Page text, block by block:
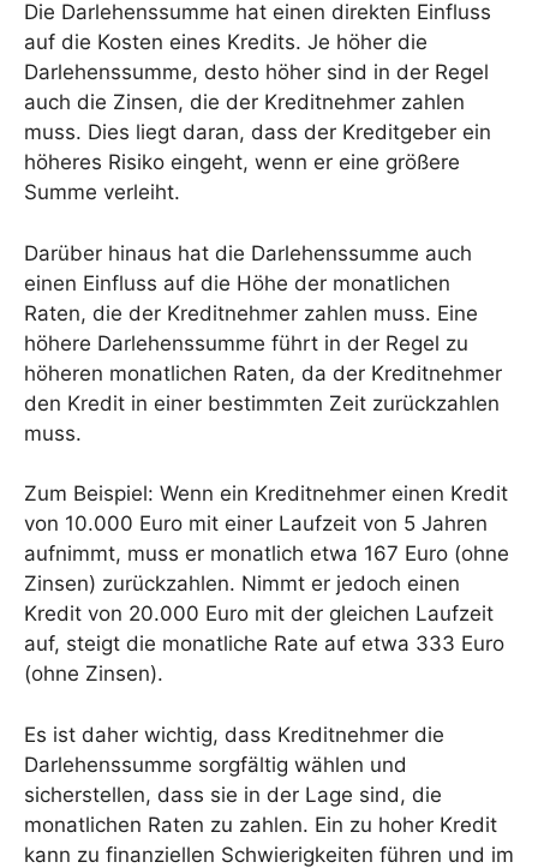
Die Darlehenssumme hat einen direkten Einfluss
auf die Kosten eines Kredits. Je höher die
Darlehenssumme, desto höher sind in der Regel
auch die Zinsen, die der Kreditnehmer zahlen
muss. Dies liegt daran, dass der Kreditgeber ein
höheres Risiko eingeht, wenn er eine größere
Summe verleiht.
Darüber hinaus hat die Darlehenssumme auch
einen Einfluss auf die Höhe der monatlichen
Raten, die der Kreditnehmer zahlen muss. Eine
höhere Darlehenssumme führt in der Regel zu
höheren monatlichen Raten, da der Kreditnehmer
den Kredit in einer bestimmten Zeit zurückzahlen
muss.
Zum Beispiel: Wenn ein Kreditnehmer einen Kredit
von 10.000 Euro mit einer Laufzeit von 5 Jahren
aufnimmt, muss er monatlich etwa 167 Euro (ohne
Zinsen) zurückzahlen. Nimmt er jedoch einen
Kredit von 20.000 Euro mit der gleichen Laufzeit
auf, steigt die monatliche Rate auf etwa 333 Euro
(ohne Zinsen).
Es ist daher wichtig, dass Kreditnehmer die
Darlehenssumme sorgfältig wählen und
sicherstellen, dass sie in der Lage sind, die
monatlichen Raten zu zahlen. Ein zu hoher Kredit
kann zu finanziellen Schwierigkeiten führen und im